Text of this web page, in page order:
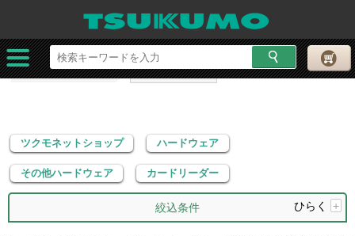
ツクモネットショップ
ハードウェア
その他ハードウェア
カードリーダー
ツクモネットショップ ハードウェア
その他ハードウェア カードリーダー
絞込条件 ひらく +